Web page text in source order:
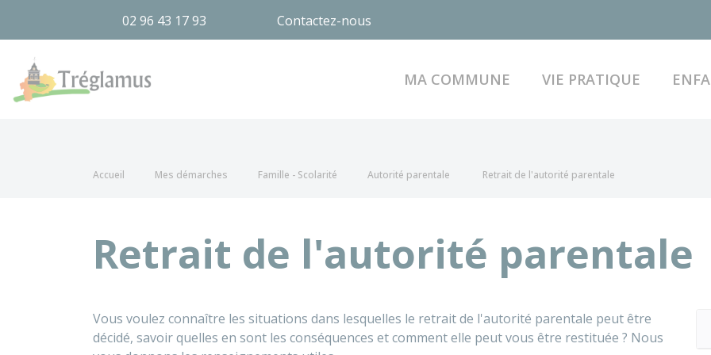
02 96 43 17 93 Contactez-nous
MA COMMUNE VIE PRATIQUE
Accueil Mes démarches Famille - Scolarité Autorité parentale Retrait de l'autorité parentale
Retrait de l'autorité parentale
Vous voulez connaître les situations dans lesquelles le retrait de l'autorité parentale peut être
décidé, savoir quelles en sont les conséquences et comment elle peut vous être restituée ? Nous